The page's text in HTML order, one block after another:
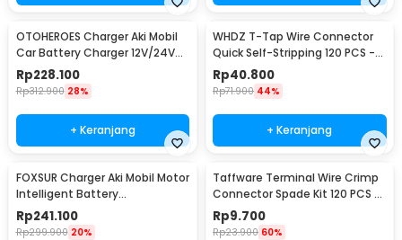
OTOHEROES Charger Aki Mobil
Car Battery Charger 12V/24V
15A - BLM-CDQ-168
Rp228.100
Rp312.900 28%
+ Keranjang
WHDZ T-Tap Wire Connector
Quick Self-Stripping 120 PCS -
SC7
Rp40.800
Rp71.900 44%
+ Keranjang
FOXSUR Charger Aki Mobil Motor
Intelligent Battery
Charger12/24V 10A -
FBC122410D
Rp241.100
Rp299.900 20%
Taffware Terminal Wire Crimp
Connector Spade Kit 120 PCS -
SC7
Rp9.700
Rp23.900 60%